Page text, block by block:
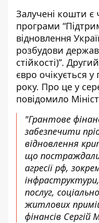
Залучені кошти є
програми
відновлення
розбудови
стійкості)”.
євро очікується
року. Про це у
повідомило
"Грантове
забезпечити
відновлення
що постраждали
агресії рф,
послуг,
житлових
фінансів Сергій